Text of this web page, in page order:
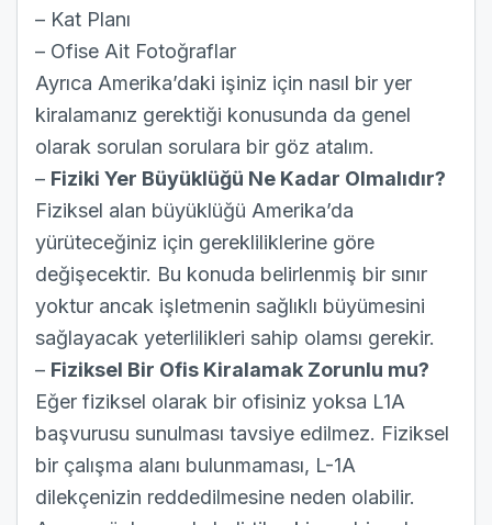
– Kat Planı
– Ofise Ait Fotoğraflar
Ayrıca Amerika’daki işiniz için nasıl bir yer
kiralamanız gerektiği konusunda da genel
olarak sorulan sorulara bir göz atalım.
– Fiziki Yer Büyüklüğü Ne Kadar Olmalıdır?
Fiziksel alan büyüklüğü Amerika’da
yürüteceğiniz için gerekliliklerine göre
değişecektir. Bu konuda belirlenmiş bir sınır
yoktur ancak işletmenin sağlıklı büyümesini
sağlayacak yeterlilikleri sahip olamsı gerekir.
– Fiziksel Bir Ofis Kiralamak Zorunlu mu?
Eğer fiziksel olarak bir ofisiniz yoksa L1A
başvurusu sunulması tavsiye edilmez. Fiziksel
bir çalışma alanı bulunmaması, L-1A
dilekçenizin reddedilmesine neden olabilir.